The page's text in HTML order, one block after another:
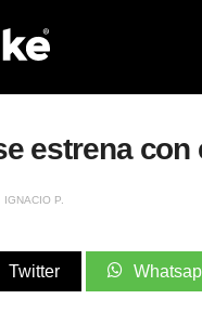
estrena con
IGNACIO P.
Twitter